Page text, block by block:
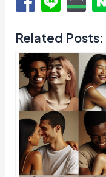
Related Posts: